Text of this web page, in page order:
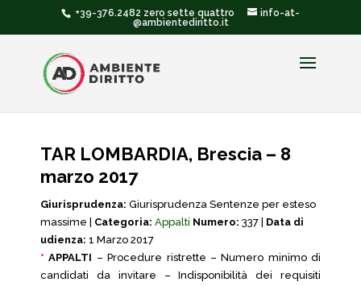
+39-376.2482 zero sette quattro
info-at-
@ambientediritto.it
TAR LOMBARDIA, Brescia – 8
marzo 2017
Giurisprudenza: Giurisprudenza Sentenze per esteso
massime | Categoria: Appalti Numero: 337 | Data di
udienza: 1 Marzo 2017
*APPALTI – Procedure ristrette – Numero minimo di
candidati da invitare – Indisponibilità dei requisiti